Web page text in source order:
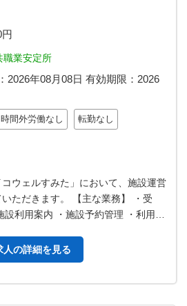
職業安定所
2026年08月08日 有効期限： 2026
時間外労働なし 転勤なし
コウェルすみた」において、施設運営
ただきます。 【主な業務】 ・受
利用案内 ・施設予約管理 ・利用料
人の詳細を見る